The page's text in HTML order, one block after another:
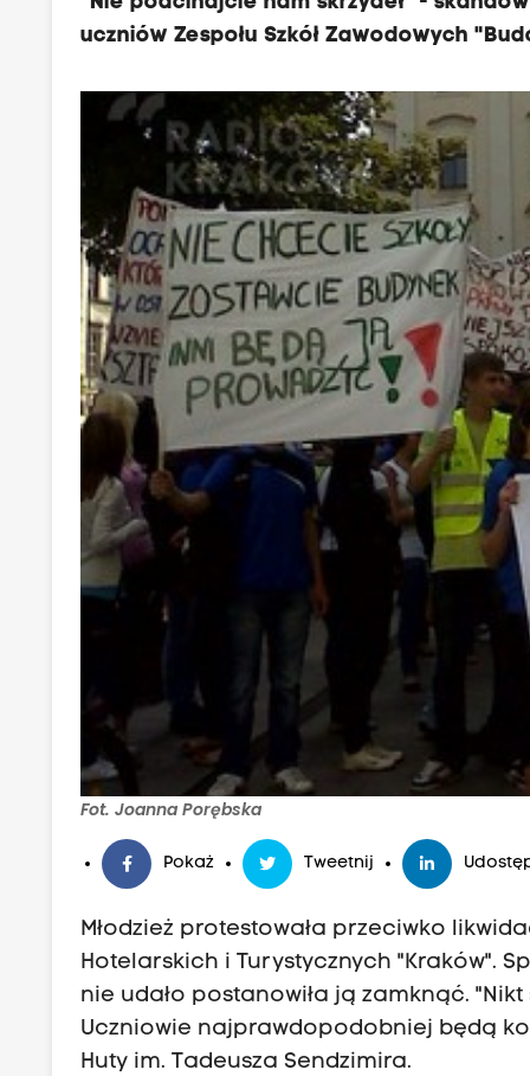
uczniów Zespołu Szkół Zawodowych
Fot. Joanna Porębska
Pokaż Tweetnij
Młodzież protestowała przeciwko
Hotelarskich i Turystycznych "Kraków".
nie udało postanowiła ją zamknąć.
Uczniowie najprawdopodobniej będą
Huty im. Tadeusza Sendzimira.